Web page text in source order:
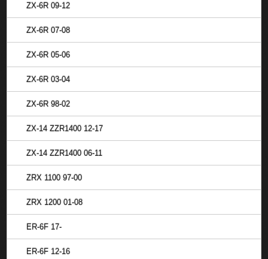
ZX-6R 09-12
ZX-6R 07-08
ZX-6R 05-06
ZX-6R 03-04
ZX-6R 98-02
ZX-14 ZZR1400 12-17
ZX-14 ZZR1400 06-11
ZRX 1100 97-00
ZRX 1200 01-08
ER-6F 17-
ER-6F 12-16